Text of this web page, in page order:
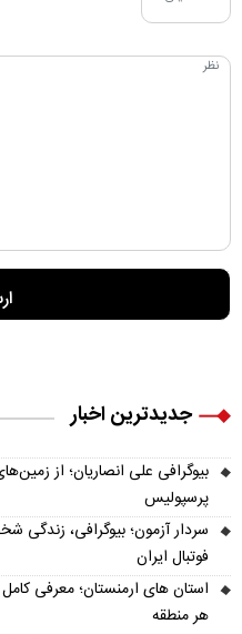
جدیدترین اخبار
بیوگرافی علی انصاریان؛ از
پرسپولیس
سردار آزمون؛ بیوگرافی،
فوتبال ایران
هر منطقه